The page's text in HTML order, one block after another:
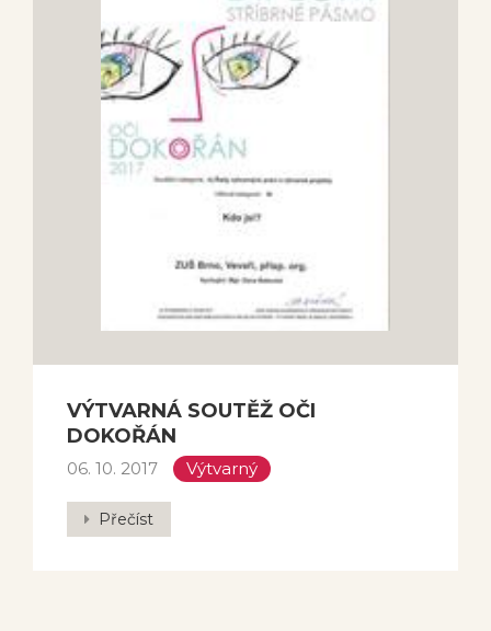
VÝTVARNÁ SOUTĚŽ OČI
DOKOŘÁN
06. 10. 2017 Výtvarný
Přečíst